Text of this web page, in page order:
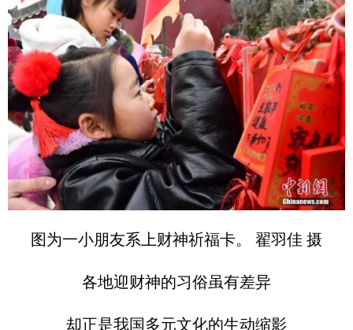
图为一小朋友系上财神祈福卡。 翟羽佳 摄
各地迎财神的习俗虽有差异
却正是我国多元文化的生动缩影